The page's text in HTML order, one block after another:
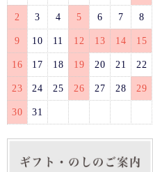
2 3 4 5 6 7 8
9 10 11 12 13 14 15
16 17 18 19 20 21 22
23 24 25 26 27 28 29
30 31